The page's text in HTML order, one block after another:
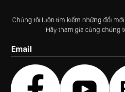
Chúng tôi luôn tìm kiếm những đổi
Hãy tham gia cùng chúng